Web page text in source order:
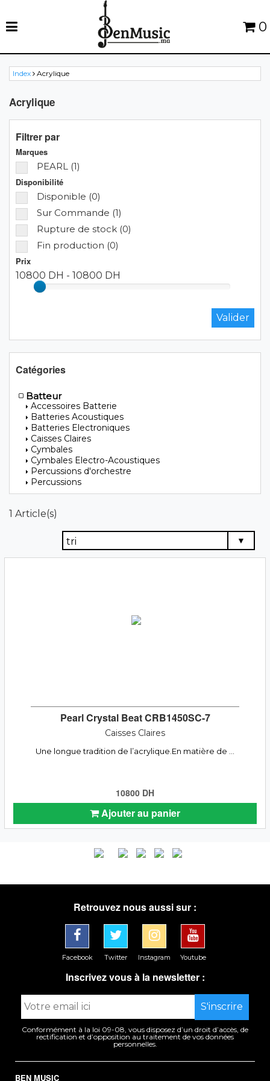
0
Index Acrylique
Acrylique
Filtrer par
Marques
PEARL (1)
Disponibilité
Disponible (0)
Sur Commande (1)
Rupture de stock (0)
Fin production (0)
Prix
10800 DH - 10800 DH
Catégories
Batteur
Accessoires Batterie
Batteries Acoustiques
Batteries Electroniques
Caisses Claires
Cymbales
Cymbales Electro-Acoustiques
Percussions d'orchestre
Percussions
1 Article(s)
Pearl Crystal Beat CRB1450SC-7
Caisses Claires
Une longue tradition de l’acrylique.En matière de ...
10800 DH
Ajouter au panier
Retrouvez nous aussi sur :
Facebook Twitter Instagram Youtube
Inscrivez vous à la newsletter :
Conformément à la loi 09-08, vous disposez d’un droit d’accès, de
rectification et d’opposition au traitement de vos données
personnelles.
BEN MUSIC